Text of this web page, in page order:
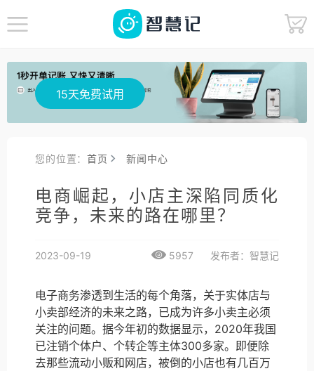
15天免费试用
您的位置：首页 新闻中心
电商崛起，小店主深陷同质化
竞争，未来的路在哪里？
2023-09-19 5957 发布者：智慧记
电子商务渗透到生活的每个角落，关于实体店与
小卖部经济的未来之路，已成为许多小卖主必须
关注的问题。据今年初的数据显示，2020年我国
已注销个体户、个转企等主体300多家。即便除
去那些流动小贩和网店，被倒的小店也有几百万